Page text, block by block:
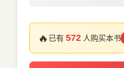
🔥 已有572 人购买本书